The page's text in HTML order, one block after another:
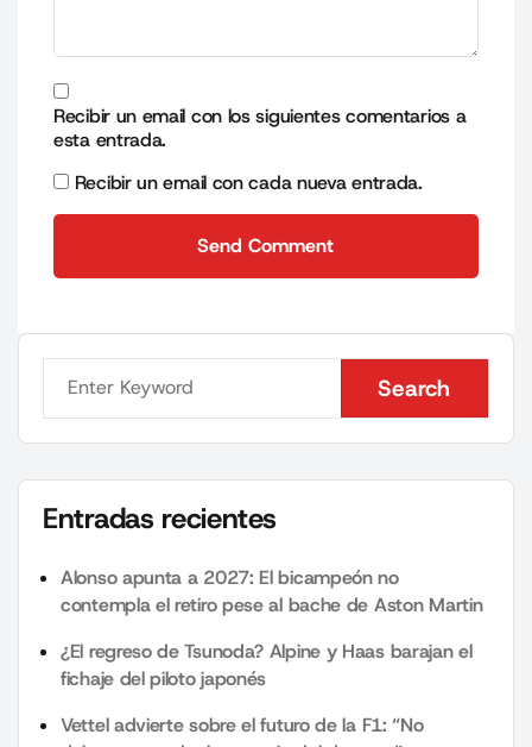
Recibir un email con los siguientes comentarios a
esta entrada.
Recibir un email con cada nueva entrada.
Send Comment
Search
Search
Entradas recientes
Alonso apunta a 2027: El bicampeón no
contempla el retiro pese al bache de Aston Martin
¿El regreso de Tsunoda? Alpine y Haas barajan el
fichaje del piloto japonés
Vettel advierte sobre el futuro de la F1: “No